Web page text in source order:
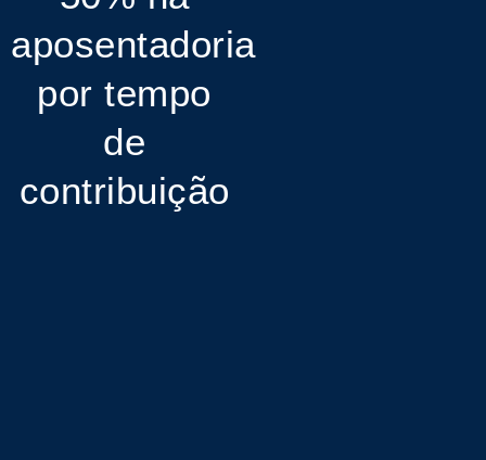
aposentadoria
por tempo
de
contribuição